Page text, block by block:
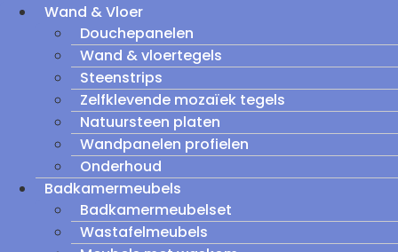
Wand & Vloer
Douchepanelen
Wand & vloertegels
Steenstrips
Zelfklevende mozaïek tegels
Natuursteen platen
Wandpanelen profielen
Onderhoud
Badkamermeubels
Badkamermeubelset
Wastafelmeubels